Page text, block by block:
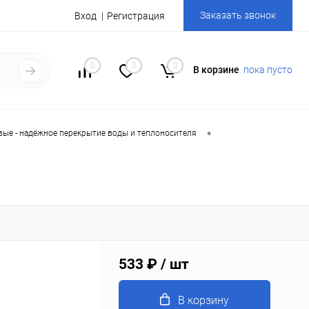
Вход Регистрация Заказать звонок
0 0 0 В корзине пока пусто
- надёжное перекрытие воды и теплоносителя •
533 ₽ / шт
В корзину